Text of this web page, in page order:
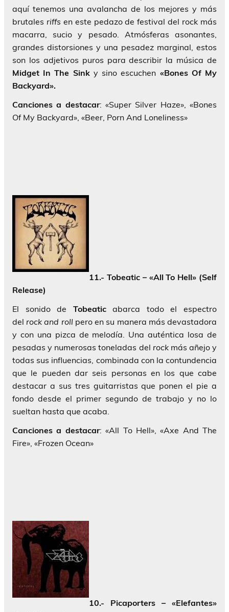
aquí tenemos una avalancha de los mejores y más
brutales riffs en este pedazo de festival del rock más
macarra, sucio y pesado. Atmósferas asonantes,
grandes distorsiones y una pesadez marginal, estos
son los adjetivos puros para describir la música de
Midget In The Sink y sino escuchen «Bones Of My
Backyard».
Canciones a destacar: «Super Silver Haze», «Bones
Of My Backyard», «Beer, Porn And Loneliness»
11.- Tobeatic – «All To Hell» (Self
Release)
El sonido de Tobeaticabarca todo el espectro
del rock and rollpero en su manera más devastadora
y con una pizca de melodía. Una auténtica losa de
pesadas y numerosas toneladas del rockmás añejo y
todas sus influencias, combinada con la contundencia
que le pueden dar seis personas en los que cabe
destacar a sus tres guitarristas que ponen el pie a
fondo desde el primer segundo de trabajo y no lo
sueltan hasta que acaba.
Canciones a destacar: «All To Hell», «Axe And The
Fire», «Frozen Ocean»
10.- Picaporters – «Elefantes»